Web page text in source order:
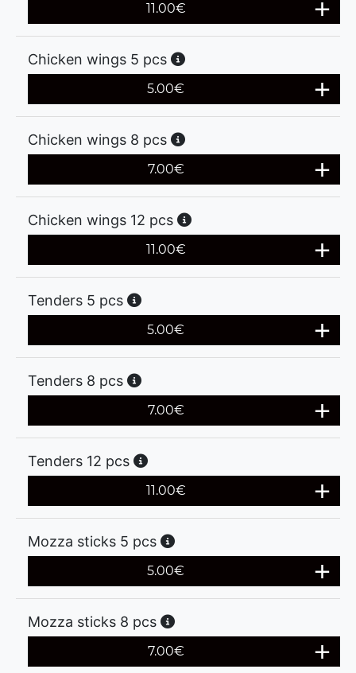
11.00€
Chicken wings 5 pcs
5.00€
Chicken wings 8 pcs
7.00€
Chicken wings 12 pcs
11.00€
Tenders 5 pcs
5.00€
Tenders 8 pcs
7.00€
Tenders 12 pcs
11.00€
Mozza sticks 5 pcs
5.00€
Mozza sticks 8 pcs
7.00€